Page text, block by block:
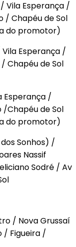
Vila Esperança /
/ Chapéu de Sol
do promotor)
Esperança /
Chapéu de Sol
Esperança /
Chapéu de Sol
do promotor)
Sonhos) /
Nassif
Sodré / Av
/ Nova Grussaí
/ Figueira /